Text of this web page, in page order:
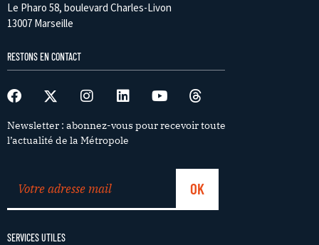
Le Pharo 58, boulevard Charles-Livon
13007 Marseille
RESTONS EN CONTACT
Newsletter : abonnez-vous pour recevoir toute
l’actualité de la Métropole
SERVICES UTILES